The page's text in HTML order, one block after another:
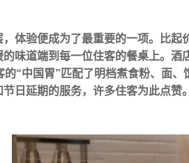
体验便成为了最重要的一项。
比起
味道端到每一位住客的餐桌上。 酒
“中国胃”匹配了明档煮食粉、面
日延期的服务，许多住客为此点